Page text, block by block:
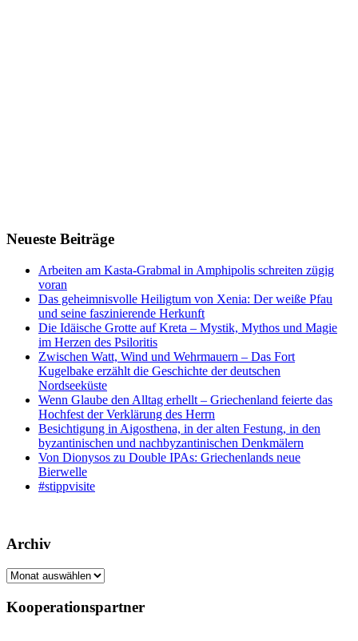
Neueste Beiträge
Arbeiten am Kasta-Grabmal in Amphipolis schreiten zügig
voran
Das geheimnisvolle Heiligtum von Xenia: Der weiße Pfau
und seine faszinierende Herkunft
Die Idäische Grotte auf Kreta – Mystik, Mythos und Magie
im Herzen des Psiloritis
Zwischen Watt, Wind und Wehrmauern – Das Fort
Kugelbake erzählt die Geschichte der deutschen
Nordseeküste
Wenn Glaube den Alltag erhellt – Griechenland feierte das
Hochfest der Verklärung des Herrn
Besichtigung in Aigosthena, in der alten Festung, in den
byzantinischen und nachbyzantinischen Denkmälern
Von Dionysos zu Double IPAs: Griechenlands neue
Bierwelle
#stippvisite
Archiv
Archiv
Kooperationspartner